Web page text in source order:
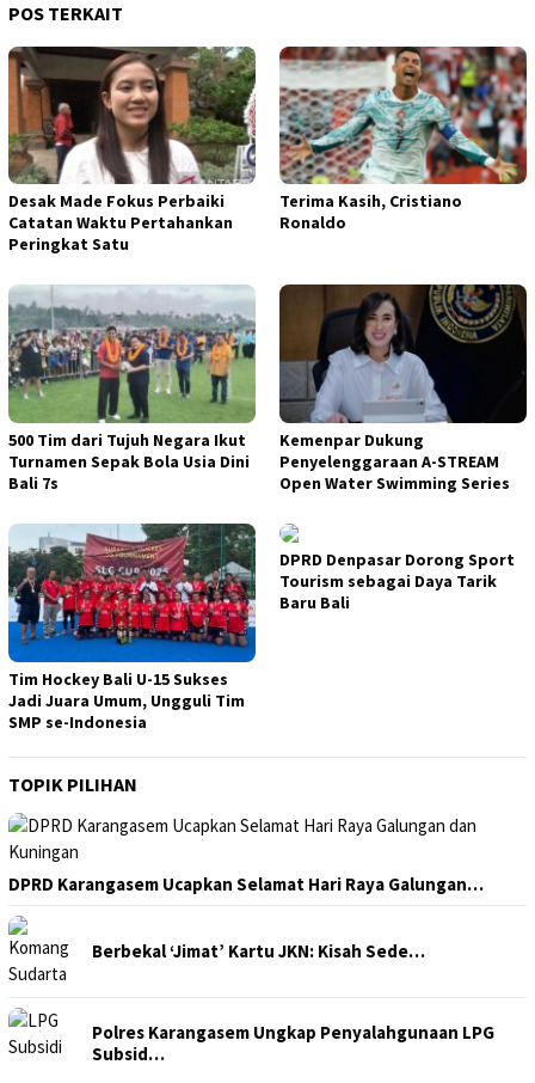
POS TERKAIT
Desak Made Fokus Perbaiki
Catatan Waktu Pertahankan
Peringkat Satu
Terima Kasih, Cristiano
Ronaldo
500 Tim dari Tujuh Negara Ikut
Turnamen Sepak Bola Usia Dini
Bali 7s
Kemenpar Dukung
Penyelenggaraan A-STREAM
Open Water Swimming Series
Tim Hockey Bali U-15 Sukses
Jadi Juara Umum, Ungguli Tim
SMP se-Indonesia
DPRD Denpasar Dorong Sport
Tourism sebagai Daya Tarik
Baru Bali
TOPIK PILIHAN
DPRD Karangasem Ucapkan Selamat Hari Raya Galungan…
Berbekal ‘Jimat’ Kartu JKN: Kisah Sede…
Polres Karangasem Ungkap Penyalahgunaan LPG
Subsid…